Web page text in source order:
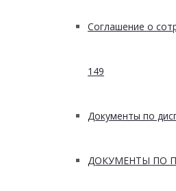
Соглашение о
149
Документы по
ДОКУМЕНТЫ ПО